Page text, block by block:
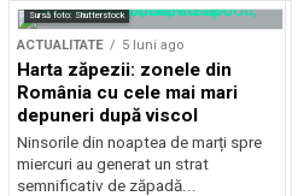
Sursă foto: Shutterstock
ACTUALITATE 5 luni ago
Harta zăpezii: zonele din
România cu cele mai mari
depuneri după viscol
Ninsorile din noaptea de marți spre
miercuri au generat un strat
semnificativ de zăpadă...